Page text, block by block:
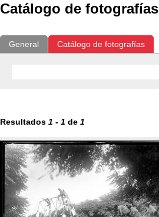
Catálogo de fotografías
General Catálogo de fotografías
Resultados 1 - 1 de 1